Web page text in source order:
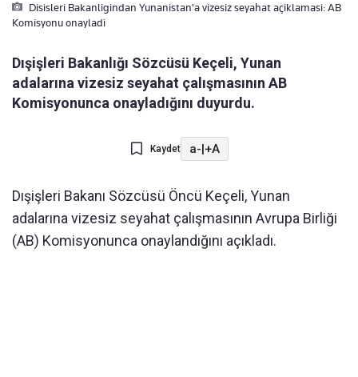
Disisleri Bakanligindan Yunanistan'a vizesiz seyahat açiklamasi: AB
Komisyonu onayladi
Dışişleri Bakanlığı Sözcüsü Keçeli, Yunan
adalarına vizesiz seyahat çalışmasının AB
Komisyonunca onayladığını duyurdu.
Kaydet a-|+A
Dışişleri Bakanı Sözcüsü Öncü Keçeli, Yunan
adalarına vizesiz seyahat çalışmasının Avrupa Birliği
(AB) Komisyonunca onaylandığını açıkladı.